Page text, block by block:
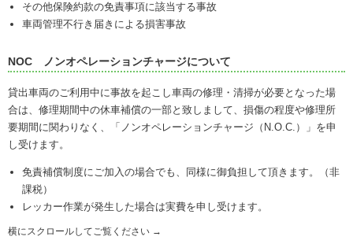
その他保険約款の免責事項に該当する事故
車両管理不行き届きによる損害事故
NOC ノンオペレーションチャージについて
貸出車両のご利用中に事故を起こし車両の修理・清掃が必要となった場
合は、修理期間中の休車補償の一部と致しまして、損傷の程度や修理所
要期間に関わりなく、「ノンオペレーションチャージ（N.O.C.）」を申
し受けます。
免責補償制度にご加入の場合でも、同様に御負担して頂きます。（非
課税）
レッカー作業が発生した場合は実費を申し受けます。